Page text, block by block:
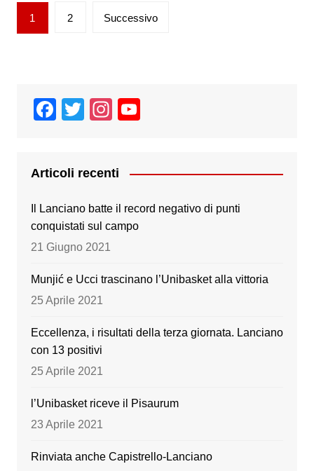
Paginazione
degli
1 2 Successivo
F
e
b
o
o
T
er
In
gr
a
m
T
u
Articoli recenti
Il Lanciano batte il record negativo di punti
conquistati sul campo
21 Giugno 2021
Munjić e Ucci trascinano l’Unibasket alla vittoria
25 Aprile 2021
Eccellenza, i risultati della terza giornata. Lanciano
con 13 positivi
25 Aprile 2021
l’Unibasket riceve il Pisaurum
23 Aprile 2021
Rinviata anche Capistrello-Lanciano